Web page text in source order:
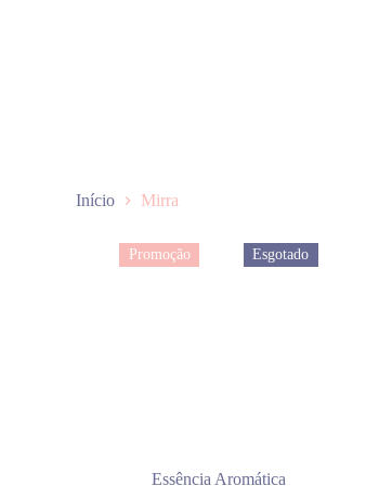
Início Mirra
Promoção Esgotado
Essência Aromática